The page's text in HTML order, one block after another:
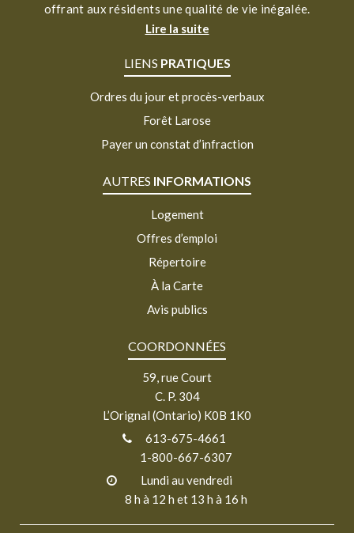
offrant aux résidents une qualité de vie inégalée.
Lire la suite
LIENS PRATIQUES
Ordres du jour et procès-verbaux
Forêt Larose
Payer un constat d’infraction
AUTRES INFORMATIONS
Logement
Offres d’emploi
Répertoire
À la Carte
Avis publics
COORDONNÉES
59, rue Court
C. P. 304
L’Orignal (Ontario) K0B 1K0
613-675-4661
1-800-667-6307
Lundi au vendredi
8 h à 12 h et 13 h à 16 h